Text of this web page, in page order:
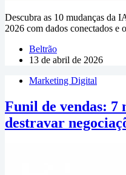
Descubra as 10 mudanças da
2026 com dados conectados
Beltrão
13 de abril de 2026
Marketing Digital
Funil de vendas: 7
destravar